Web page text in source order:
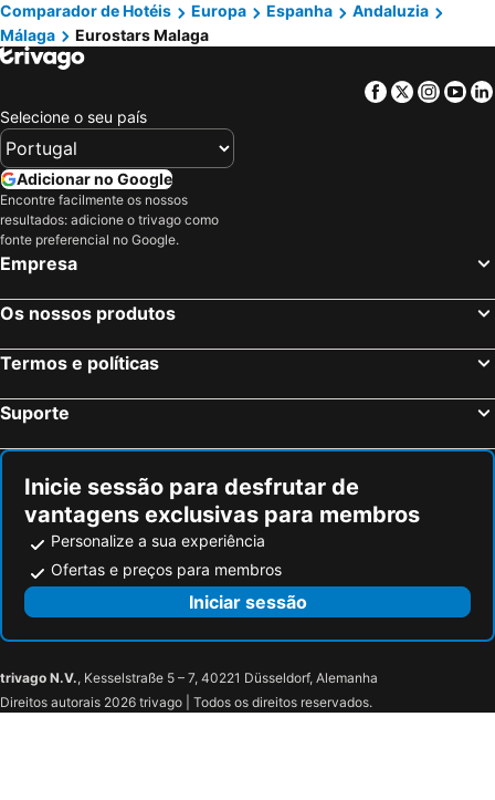
Comparador de Hotéis
Europa Espanha
Andaluzia
Málaga
Eurostars Malaga
Facebook
Twitter
Selecione o seu país
Adicionar no Google
Encontre facilmente os nossos
resultados: adicione o trivago como
fonte preferencial no Google.
Empresa
Os nossos produtos
Termos e políticas
Suporte
Inicie sessão para desfrutar de
vantagens exclusivas para membros
Personalize a sua experiência
Ofertas e preços para membros
Iniciar sessão
trivago N.V., Kesselstraße 5 – 7, 40221 Düsseldorf, Alemanha
Direitos autorais 2026 trivago | Todos os direitos reservados.